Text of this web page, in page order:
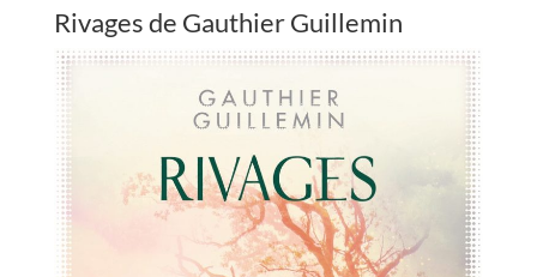
Rivages de Gauthier Guillemin